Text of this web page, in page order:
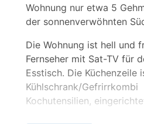
Wohnung nur etwa 5
der sonnenverwöhnten
Die Wohnung ist hell und
Fernseher mit Sat-TV für
Esstisch. Die
Kühlschrank/Gefrirrkombi
Kochutensilien,